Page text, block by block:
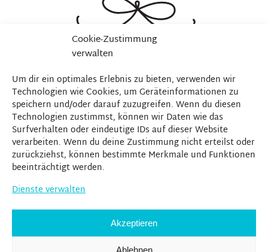
Cookie-Zustimmung
verwalten
Um dir ein optimales Erlebnis zu bieten, verwenden wir
Technologien wie Cookies, um Geräteinformationen zu
speichern und/oder darauf zuzugreifen. Wenn du diesen
Technologien zustimmst, können wir Daten wie das
Surfverhalten oder eindeutige IDs auf dieser Website
verarbeiten. Wenn du deine Zustimmung nicht erteilst oder
zurückziehst, können bestimmte Merkmale und Funktionen
beeinträchtigt werden.
Dienste verwalten
Akzeptieren
Ablehnen